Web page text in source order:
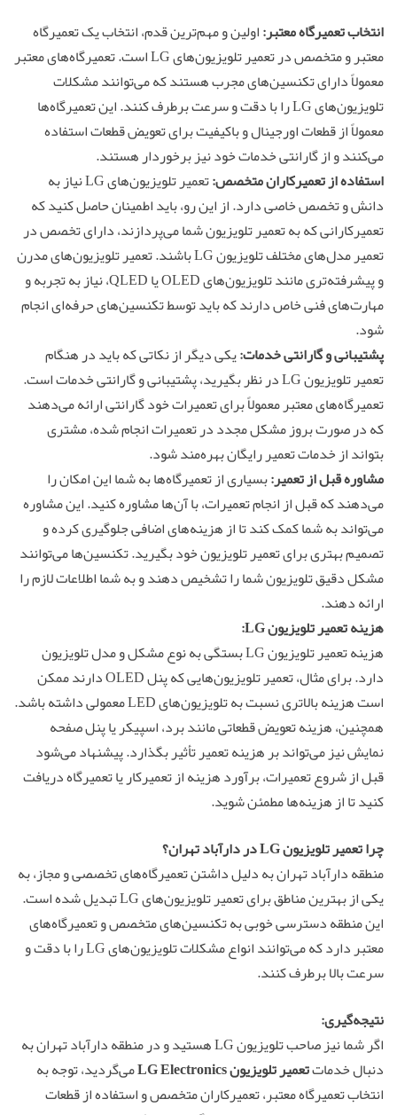
انتخاب تعمیرگاه معتبر:اولین و مهم‌ترین قدم، انتخاب یک تعمیرگاه
معتبر و متخصص در تعمیر تلویزیون‌های LG است. تعمیرگاه‌های معتبر
معمولاً دارای تکنسین‌های مجرب هستند که می‌توانند مشکلات
تلویزیون‌های LG را با دقت و سرعت برطرف کنند. این تعمیرگاه‌ها
معمولاً از قطعات اورجینال و باکیفیت برای تعویض قطعات استفاده
می‌کنند و از گارانتی خدمات خود نیز برخوردار هستند.
استفاده از تعمیرکاران متخصص:
تعمیر تلویزیون‌های LG نیاز به
دانش و تخصص خاصی دارد. از این رو، باید اطمینان حاصل کنید که
تعمیرکارانی که به تعمیر تلویزیون شما می‌پردازند، دارای تخصص در
تعمیر مدل‌های مختلف تلویزیون LG باشند. تعمیر تلویزیون‌های مدرن
و پیشرفته‌تری مانند تلویزیون‌های OLED یا QLED، نیاز به تجربه و
مهارت‌های فنی خاص دارند که باید توسط تکنسین‌های حرفه‌ای انجام
شود.
پشتیبانی و گارانتی خدمات:یکی دیگر از نکاتی که باید در هنگام
تعمیر تلویزیون LG در نظر بگیرید، پشتیبانی و گارانتی خدمات است.
تعمیرگاه‌های معتبر معمولاً برای تعمیرات خود گارانتی ارائه می‌دهند
که در صورت بروز مشکل مجدد در تعمیرات انجام شده، مشتری
بتواند از خدمات تعمیر رایگان بهره‌مند شود.
مشاوره قبل از تعمیر:بسیاری از تعمیرگاه‌ها به شما این امکان را
می‌دهند که قبل از انجام تعمیرات، با آن‌ها مشاوره کنید. این مشاوره
می‌تواند به شما کمک کند تا از هزینه‌های اضافی جلوگیری کرده و
تصمیم بهتری برای تعمیر تلویزیون خود بگیرید. تکنسین‌ها می‌توانند
مشکل دقیق تلویزیون شما را تشخیص دهند و به شما اطلاعات لازم را
ارائه دهند.
هزینهتعمیر تلویزیون
هزینه تعمیر تلویزیون LG بستگی به نوع مشکل و مدل تلویزیون
دارد. برای مثال، تعمیر تلویزیون‌هایی که پنل OLED دارند ممکن
است هزینه بالاتری نسبت به تلویزیون‌های LED معمولی داشته باشد.
همچنین، هزینه تعویض قطعاتی مانند برد، اسپیکر یا پنل صفحه
نمایش نیز می‌تواند بر هزینه تعمیر تأثیر بگذارد. پیشنهاد می‌شود
قبل از شروع تعمیرات، برآورد هزینه از تعمیرکار یا تعمیرگاه دریافت
کنید تا از هزینه‌ها مطمئن شوید.
چراتعمیر تلویزیون
منطقه دارآباد تهران به دلیل داشتن تعمیرگاه‌های تخصصی و مجاز، به
یکی از بهترین مناطق برای تعمیر تلویزیون‌های LG تبدیل شده است.
این منطقه دسترسی خوبی به تکنسین‌های متخصص و تعمیرگاه‌های
معتبر دارد که می‌توانند انواع مشکلات تلویزیون‌های LG را با دقت و
سرعت بالا برطرف کنند.
نتیجه‌گیری:
اگر شما نیز صاحب تلویزیون LG هستید و در منطقه دارآباد تهران به
دنبال خدماتتعمیر تلویزیون LG Electronics
می‌گردید، توجه به
انتخاب تعمیرگاه معتبر، تعمیرکاران متخصص و استفاده از قطعات